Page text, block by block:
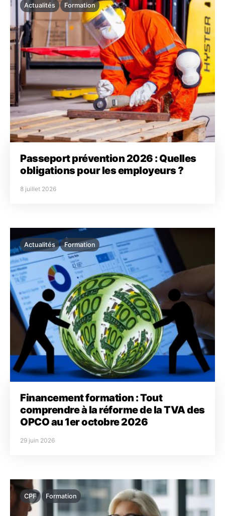
Actualités Formation
Passeport prévention 2026 : Quelles
obligations pour les employeurs ?
8 juillet 2026
Actualités Formation
Financement formation : Tout
comprendre à la réforme de la TVA des
OPCO au 1er octobre 2026
29 juin 2026
CPF Formation